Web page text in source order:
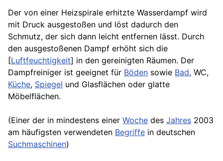
Der von einer Heizspirale erhitzte Wasserdampf wird
mit Druck ausgestoßen und löst dadurch den
Schmutz, der sich dann leicht entfernen lässt. Durch
den ausgestoßenen Dampf erhöht sich die
[Luftfeuchtigkeit] in den gereinigten Räumen. Der
Dampfreiniger ist geeignet für Böden sowie Bad, WC,
Küche, Spiegel und Glasflächen oder glatte
Möbelflächen.
(Einer der in mindestens einer Woche des Jahres 2003
am häufigsten verwendeten Begriffe in deutschen
Suchmaschinen)